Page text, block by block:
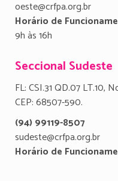
oeste@crfpa.org.br
Horário de
9h às 16h
Seccional Sudeste
FL: CSI.31 QD.07 LT.10,
CEP: 68507-590.
(94) 99119-8507
sudeste@crfpa.org.br
Horário de